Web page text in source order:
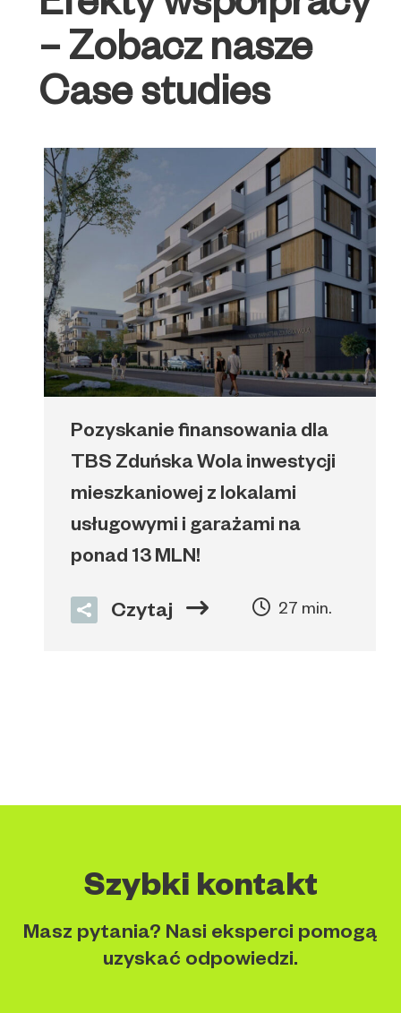
– Zobacz nasze
Case studies
Pozyskanie finansowania dla
TBS Zduńska Wola inwestycji
mieszkaniowej z lokalami
usługowymi i garażami na
ponad 13 MLN!
Czytaj 27 min.
Szybki kontakt
Masz pytania? Nasi eksperci pomogą
uzyskać odpowiedzi.